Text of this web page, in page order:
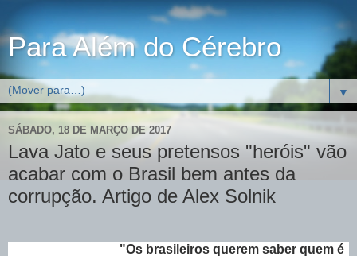
Para Além do Cérebro
▼
SÁBADO, 18 DE MARÇO DE 2017
Lava Jato e seus pretensos "heróis" vão
acabar com o Brasil bem antes da
corrupção. Artigo de Alex Solnik
"Os brasileiros querem saber quem é